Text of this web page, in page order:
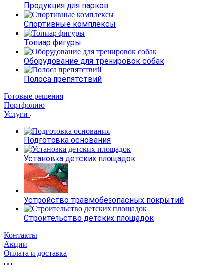
Продукция для парков
Спортивные комплексы
Топиар фигуры
Оборудование для тренировок собак
Полоса препятствий
Готовые решения
Портфолию
Услуги
Подготовка основания
Установка детских площадок
Устройство травмобезопасных покрытий
Строительство детских площадок
Контакты
Акции
Оплата и доставка